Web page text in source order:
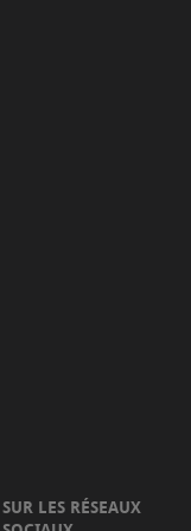
SUR LES RÉSEAUX